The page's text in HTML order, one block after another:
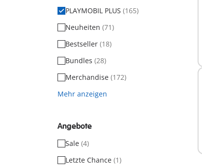
PLAYMOBIL PLUS (165)
Neuheiten (71)
Bestseller (18)
Bundles (28)
Merchandise (172)
Mehr anzeigen
Angebote
Sale (4)
Letzte Chance (1)